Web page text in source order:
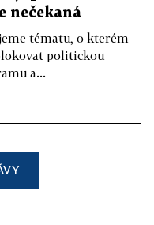
nečekaná
tématu, o kterém
politickou
a...